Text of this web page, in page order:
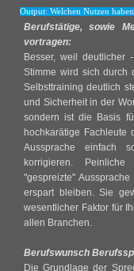
Output: Welchen Nutzen
Berufstätige, sowie
vortragen:
Besser, weil deutlicher
Stimme wird sich durch
Selbsttraining deutlich
und Sicherheit in der
sondern ist die Basis
hochkarätige Fachleute
Aussprache einfach
korrigieren.
"gespreizte"
erspart bleiben. Sie
wesentlicher Faktor für
allen Branchen.
Berufswunsch
Die Grundlage der